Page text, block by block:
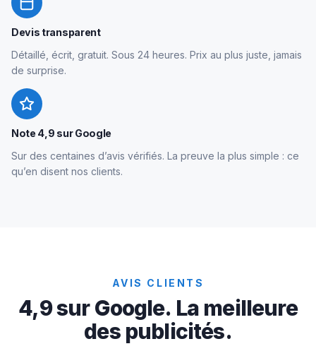
Devis transparent
Détaillé, écrit, gratuit. Sous 24 heures. Prix au plus juste, jamais
de surprise.
Note 4,9 sur Google
Sur des centaines d’avis vérifiés. La preuve la plus simple : ce
qu’en disent nos clients.
AVIS CLIENTS
4,9 sur Google. La meilleure
des publicités.